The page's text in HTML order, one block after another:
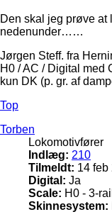
Den skal jeg prøve at
nedenunder……
Jørgen Steff. fra
H0 / AC / Digital med
kun DK (p. gr. af
Top
Torben
Lokomotivfører
Indlæg: 210
Tilmeldt: 14 feb
Digital: Ja
Scale: H0 - 3-rail
Skinnesystem: